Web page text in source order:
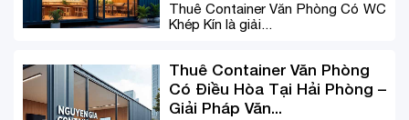
Thuê Container Văn Phòng Có WC
Khép Kín là giải...
Thuê Container Văn Phòng
Có Điều Hòa Tại Hải Phòng –
Giải Pháp Văn...